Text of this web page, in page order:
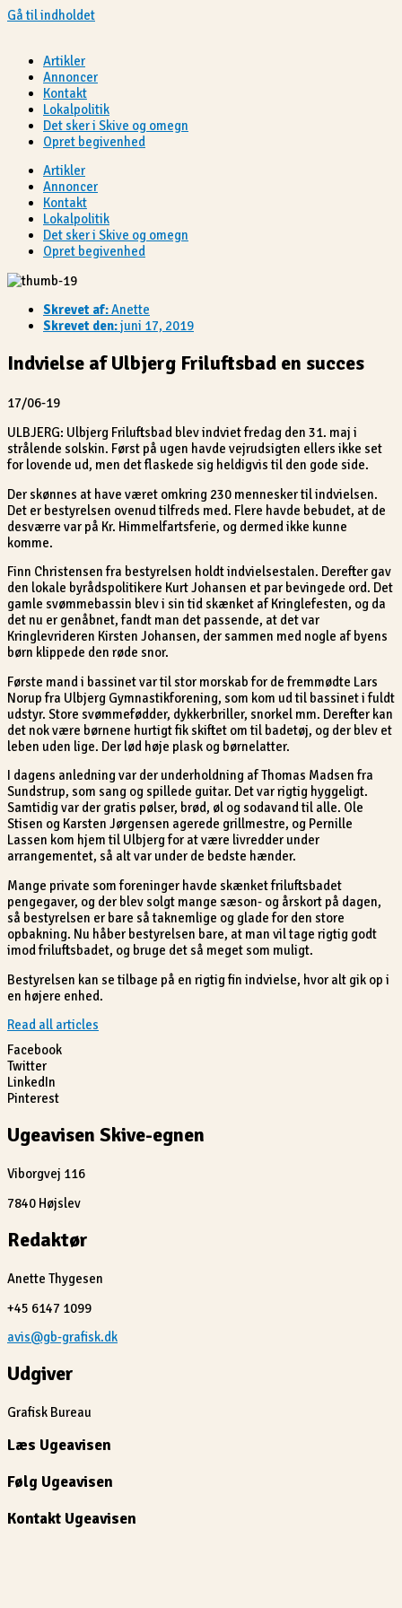
Gå til indholdet
Artikler
Annoncer
Kontakt
Lokalpolitik
Det sker i Skive og omegn
Opret begivenhed
Artikler
Annoncer
Kontakt
Lokalpolitik
Det sker i Skive og omegn
Opret begivenhed
Skrevet af:Anette
Skrevet den:juni 17, 2019
Indvielse af Ulbjerg Friluftsbad en succes
17/06-19
ULBJERG: Ulbjerg Friluftsbad blev indviet fredag den 31. maj i
strålende solskin. Først på ugen havde vejrudsigten ellers ikke set
for lovende ud, men det flaskede sig heldigvis til den gode side.
Der skønnes at have været omkring 230 mennesker til indvielsen.
Det er bestyrelsen ovenud tilfreds med. Flere havde bebudet, at de
desværre var på Kr. Himmelfartsferie, og dermed ikke kunne
komme.
Finn Christensen fra bestyrelsen holdt indvielsestalen. Derefter gav
den lokale byrådspolitikere Kurt Johansen et par bevingede ord. Det
gamle svømmebassin blev i sin tid skænket af Kringlefesten, og da
det nu er genåbnet, fandt man det passende, at det var
Kringlevrideren Kirsten Johansen, der sammen med nogle af byens
børn klippede den røde snor.
Første mand i bassinet var til stor morskab for de fremmødte Lars
Norup fra Ulbjerg Gymnastikforening, som kom ud til bassinet i fuldt
udstyr. Store svømmefødder, dykkerbriller, snorkel mm. Derefter kan
det nok være børnene hurtigt fik skiftet om til badetøj, og der blev et
leben uden lige. Der lød høje plask og børnelatter.
I dagens anledning var der underholdning af Thomas Madsen fra
Sundstrup, som sang og spillede guitar. Det var rigtig hyggeligt.
Samtidig var der gratis pølser, brød, øl og sodavand til alle. Ole
Stisen og Karsten Jørgensen agerede grillmestre, og Pernille
Lassen kom hjem til Ulbjerg for at være livredder under
arrangementet, så alt var under de bedste hænder.
Mange private som foreninger havde skænket friluftsbadet
pengegaver, og der blev solgt mange sæson- og årskort på dagen,
så bestyrelsen er bare så taknemlige og glade for den store
opbakning. Nu håber bestyrelsen bare, at man vil tage rigtig godt
imod friluftsbadet, og bruge det så meget som muligt.
Bestyrelsen kan se tilbage på en rigtig fin indvielse, hvor alt gik op i
en højere enhed.
Read all articles
Facebook
Twitter
LinkedIn
Pinterest
Ugeavisen Skive-egnen
Viborgvej 116
7840 Højslev
Redaktør
Anette Thygesen
+45 6147 1099
avis@gb-grafisk.dk
Udgiver
Grafisk Bureau
Læs Ugeavisen
Følg Ugeavisen
Kontakt Ugeavisen